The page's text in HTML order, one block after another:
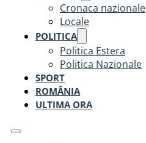
Cronaca nazionale
Locale
POLITICA
Politica Estera
Politica Nazionale
SPORT
ROMÂNIA
ULTIMA ORA